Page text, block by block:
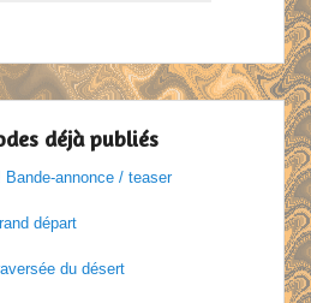
déjà publiés
annonce / teaser
départ
du désert